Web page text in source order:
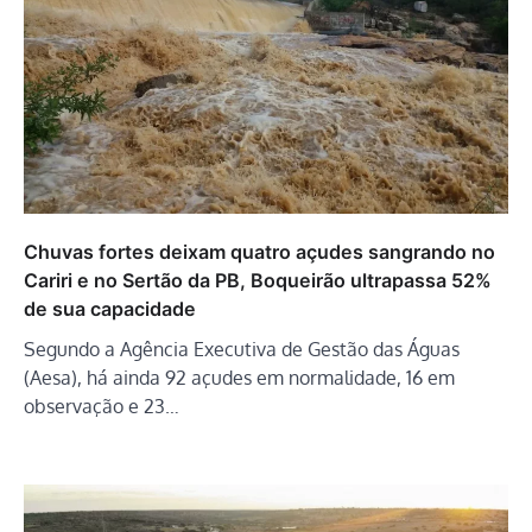
Chuvas fortes deixam quatro açudes sangrando no
Cariri e no Sertão da PB, Boqueirão ultrapassa 52%
de sua capacidade
Segundo a Agência Executiva de Gestão das Águas
(Aesa), há ainda 92 açudes em normalidade, 16 em
observação e 23…